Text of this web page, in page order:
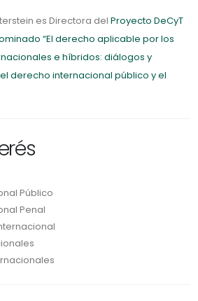
es Directora del Proyecto DeCyT
“El derecho aplicable por los
e híbridos: diálogos y
derecho internacional público y el
Público
Penal